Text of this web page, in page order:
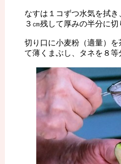
なすは１コずつ水気を拭
３㎝残して厚みの半分に切
切り口に小麦粉（適量）を
て薄くまぶし、タネを８等